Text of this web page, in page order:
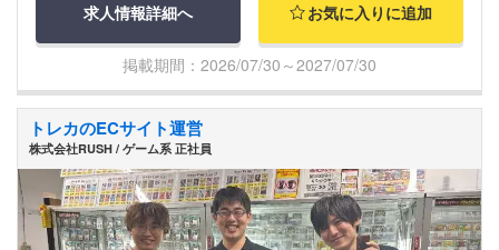
求人情報詳細へ お気に入りに追加
掲載期間：2026/07/30～2027/07/30
トレカのECサイト運営
株式会社RUSH / ゲーム系 正社員